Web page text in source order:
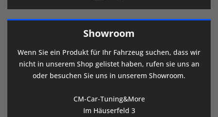
Showroom
Wenn Sie ein Produkt für Ihr Fahrzeug suchen, dass wir
nicht in unserem Shop gelistet haben, rufen sie uns an
oder besuchen Sie uns in unserem Showroom.
CM-Car-Tuning&More
Im Häuserfeld 3